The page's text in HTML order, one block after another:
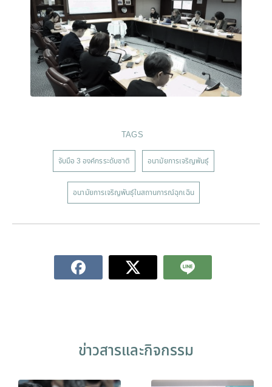
TAGS
จับมือ 3 องค์กรระดับชาติ อนามัยการเจริญพันธุ์
อนามัยการเจริญพันธุ์ในสถานการณ์ฉุกเฉิน
ข่าวสารและกิจกรรม